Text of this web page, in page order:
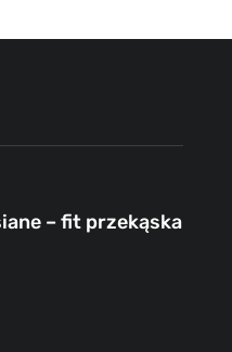
– fit przekąska